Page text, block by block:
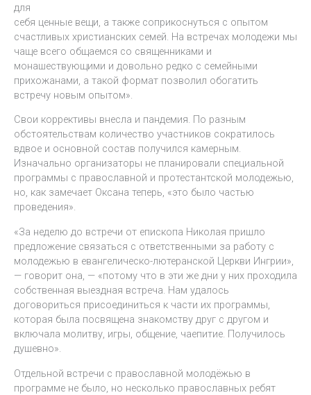
для
себя ценные вещи, а также соприкоснуться с опытом
счастливых христианских семей. На встречах молодежи мы
чаще всего общаемся со священниками и
монашествующими и довольно редко с семейными
прихожанами, а такой формат позволил обогатить
встречу новым опытом».
Свои коррективы внесла и пандемия. По разным
обстоятельствам количество участников сократилось
вдвое и основной состав получился камерным.
Изначально организаторы не планировали специальной
программы с православной и протестантской молодежью,
но, как замечает Оксана теперь, «это было частью
проведения».
«За неделю до встречи от епископа Николая пришло
предложение связаться с ответственными за работу с
молодежью в евангелическо-лютеранской Церкви Ингрии»,
— говорит она, — «потому что в эти же дни у них проходила
собственная выездная встреча. Нам удалось
договориться присоединиться к части их программы,
которая была посвящена знакомству друг с другом и
включала молитву, игры, общение, чаепитие. Получилось
душевно».
Отдельной встречи с православной молодёжью в
программе не было, но несколько православных ребят